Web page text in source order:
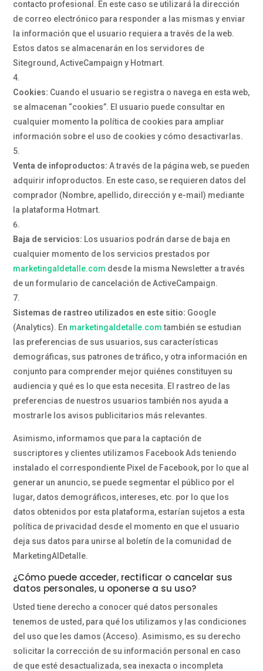
contacto profesional. En este caso se utilizará la dirección
de correo electrónico para responder a las mismas y enviar
la información que el usuario requiera a través de la web.
Estos datos se almacenarán en los servidores de
Siteground, ActiveCampaign y Hotmart.
Cookies: Cuando el usuario se registra o navega en esta web,
se almacenan “cookies”. El usuario puede consultar en
cualquier momento la política de cookies para ampliar
información sobre el uso de cookies y cómo desactivarlas.
Venta de infoproductos: A través de la página web, se pueden
adquirir infoproductos. En este caso, se requieren datos del
comprador (Nombre, apellido, dirección y e-mail) mediante
la plataforma Hotmart.
Baja de servicios: Los usuarios podrán darse de baja en
cualquier momento de los servicios prestados por
marketingaldetalle.com desde la misma Newsletter a través
de un formulario de cancelación de ActiveCampaign.
Sistemas de rastreo utilizados en este sitio: Google
(Analytics). En marketingaldetalle.comtambién se estudian
las preferencias de sus usuarios, sus características
demográficas, sus patrones de tráfico, y otra información en
conjunto para comprender mejor quiénes constituyen su
audiencia y qué es lo que esta necesita. El rastreo de las
preferencias de nuestros usuarios también nos ayuda a
mostrarle los avisos publicitarios más relevantes.
Asimismo, informamos que para la captación de
suscriptores y clientes utilizamos Facebook Ads teniendo
instalado el correspondiente Pixel de Facebook, por lo que al
generar un anuncio, se puede segmentar el público por el
lugar, datos demográficos, intereses, etc. por lo que los
datos obtenidos por esta plataforma, estarían sujetos a esta
política de privacidad desde el momento en que el usuario
deja sus datos para unirse al boletín de la comunidad de
MarketingAlDetalle.
¿Cómo puede acceder, rectificar o cancelar sus
datos personales, u oponerse a su uso?
Usted tiene derecho a conocer qué datos personales
tenemos de usted, para qué los utilizamos y las condiciones
del uso que les damos (Acceso). Asimismo, es su derecho
solicitar la corrección de su información personal en caso
de que esté desactualizada, sea inexacta o incompleta